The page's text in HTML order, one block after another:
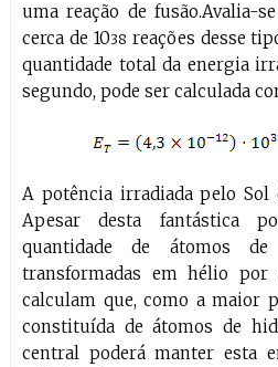
uma reação de fusão.Avalia-
cerca de 1038 reações desse
quantidade total da energia
segundo, pode ser calculada
A potência irradiada pelo Sol
Apesar desta fantástica
quantidade de átomos
transformadas em hélio por
calculam que, como a maior
constituída de átomos de
central poderá manter esta